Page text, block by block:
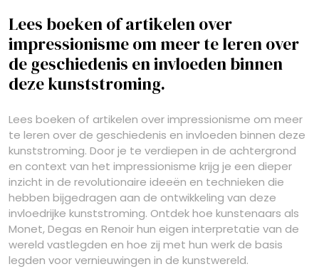
Lees boeken of artikelen over
impressionisme om meer te leren over
de geschiedenis en invloeden binnen
deze kunststroming.
Lees boeken of artikelen over impressionisme om meer
te leren over de geschiedenis en invloeden binnen deze
kunststroming. Door je te verdiepen in de achtergrond
en context van het impressionisme krijg je een dieper
inzicht in de revolutionaire ideeën en technieken die
hebben bijgedragen aan de ontwikkeling van deze
invloedrijke kunststroming. Ontdek hoe kunstenaars als
Monet, Degas en Renoir hun eigen interpretatie van de
wereld vastlegden en hoe zij met hun werk de basis
legden voor vernieuwingen in de kunstwereld.